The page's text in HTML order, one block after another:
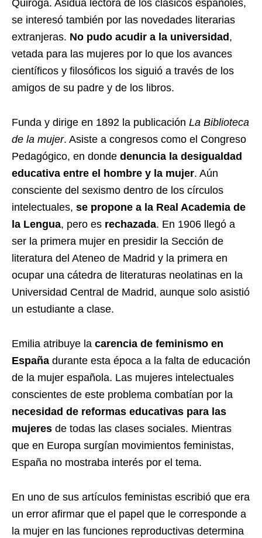
Quiroga. Asidua lectora de los clásicos españoles,
se interesó también por las novedades literarias
extranjeras. No pudo acudir a la universidad ,
vetada para las mujeres por lo que los avances
científicos y filosóficos los siguió a través de los
amigos de su padre y de los libros.
Funda y dirige en 1892 la publicación La Biblioteca
de la mujer. Asiste a congresos como el Congreso
Pedagógico, en donde denuncia la desigualdad
educativa entre el hombre y la mujer. Aún
consciente del sexismo dentro de los círculos
intelectuales, se propone a la Real Academia de
la Lengua, pero es rechazada. En 1906 llegó a
ser la primera mujer en presidir la Sección de
literatura del Ateneo de Madrid y la primera en
ocupar una cátedra de literaturas neolatinas en la
Universidad Central de Madrid, aunque solo asistió
un estudiante a clase.
Emilia atribuye la carencia de feminismo en
España durante esta época a la falta de educación
de la mujer española. Las mujeres intelectuales
conscientes de este problema combatían por la
necesidad de reformas educativas para las
mujeres de todas las clases sociales. Mientras
que en Europa surgían movimientos feministas,
España no mostraba interés por el tema.
En uno de sus artículos feministas escribió que era
un error afirmar que el papel que le corresponde a
la mujer en las funciones reproductivas determina